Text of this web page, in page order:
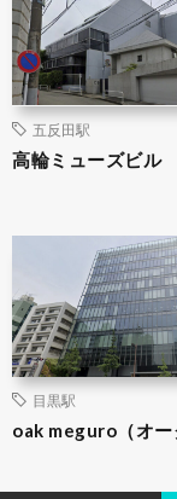
五反田駅
高輪ミューズビル
目黒駅
oak meguro（オー